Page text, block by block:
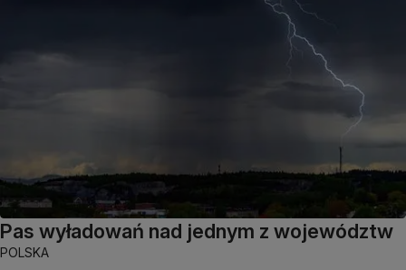
Pas wyładowań nad jednym z województw
POLSKA